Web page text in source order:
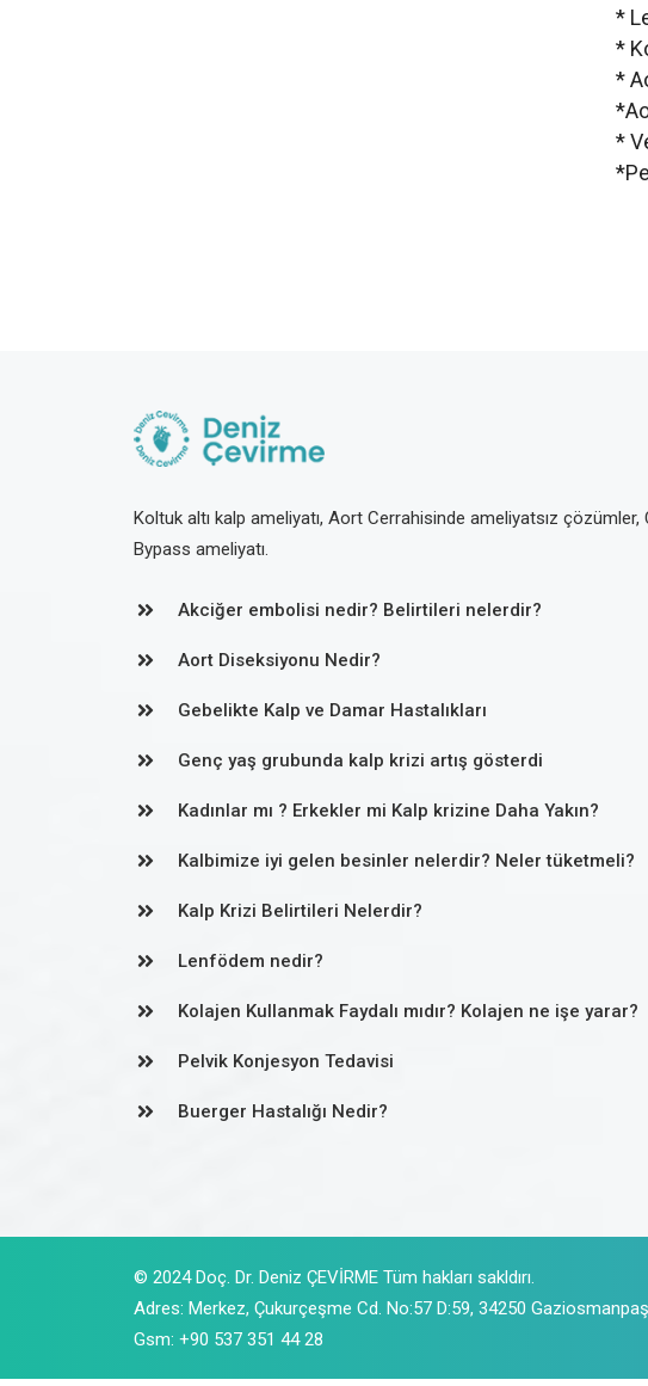
*
*
*
*
Koltuk altı kalp ameliyatı, Aort Cerrahisinde ameliyatsız çözümler,
Bypass ameliyatı.
Akciğer embolisi nedir? Belirtileri nelerdir?
Aort Diseksiyonu Nedir?
Gebelikte Kalp ve Damar Hastalıkları
Genç yaş grubunda kalp krizi artış gösterdi
Kadınlar mı ? Erkekler mi Kalp krizine Daha Yakın?
Kalbimize iyi gelen besinler nelerdir? Neler tüketmeli?
Kalp Krizi Belirtileri Nelerdir?
Lenfödem nedir?
Kolajen Kullanmak Faydalı mıdır? Kolajen ne işe yarar?
Pelvik Konjesyon Tedavisi
Buerger Hastalığı Nedir?
© 2024 Doç. Dr. Deniz ÇEVİRME Tüm hakları sakldırı.
Adres: Merkez, Çukurçeşme Cd. No:57 D:59, 34250
Gsm: +90 537 351 44 28